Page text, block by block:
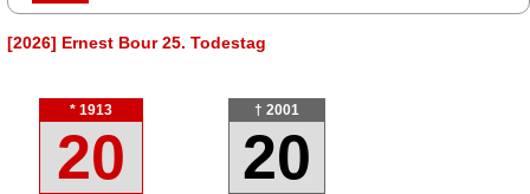
[2026] Ernest Bour 25. Todestag
* 1913
20
† 2001
20